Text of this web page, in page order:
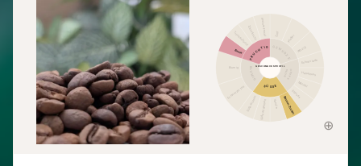
Pfeffer
Würzig
Schokolade
Haselnuss
Mandel
Erdnuss
Brauner Zucker
Süße allgemein
Süße Aromen
Schwarzer Tee
Blumig
Beere
Trockenfrucht
Andere Frucht
SÜSSE
FRUCHTIG
GESCHMACKSPROFIL